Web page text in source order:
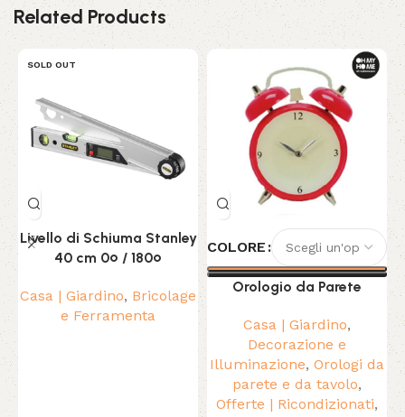
Related Products
SOLD OUT
Livello di Schiuma Stanley
40 cm 0º / 180º
Casa | Giardino, Bricolage
e Ferramenta
COLORE
Orologio da Parete
Casa | Giardino,
Decorazione e
Illuminazione, Orologi da
parete e da tavolo,
Offerte | Ricondizionati,